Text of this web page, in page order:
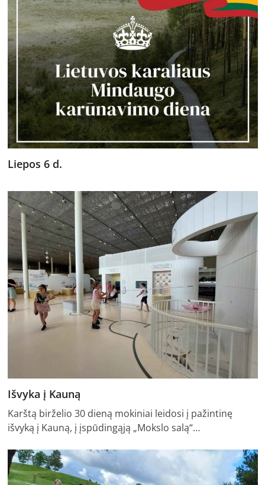
Liepos 6 d.
Išvyka į Kauną
Karštą birželio 30 dieną mokiniai leidosi į pažintinę
išvyką į Kauną, į įspūdingąją „Mokslo salą“…